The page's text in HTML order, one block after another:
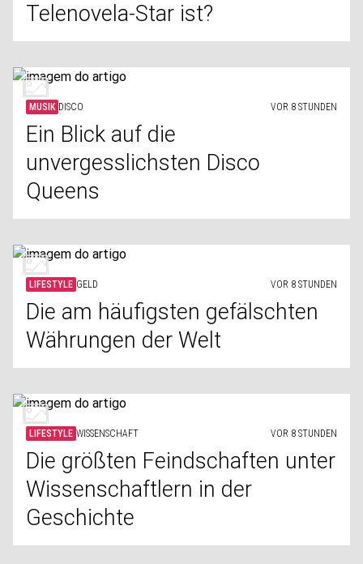
Telenovela-Star ist?
MUSIK DISCO VOR 8 STUNDEN
Ein Blick auf die
unvergesslichsten Disco
Queens
LIFESTYLE GELD VOR 8 STUNDEN
Die am häufigsten gefälschten
Währungen der Welt
LIFESTYLE WISSENSCHAFT VOR 8 STUNDEN
Die größten Feindschaften unter
Wissenschaftlern in der
Geschichte